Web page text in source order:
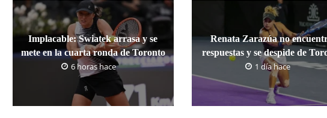
Implacable: Swiatek arrasa y se
mete en la cuarta ronda de Toronto
6 horas hace
Renata Zarazúa no
respuestas y se despide de
1 día hace